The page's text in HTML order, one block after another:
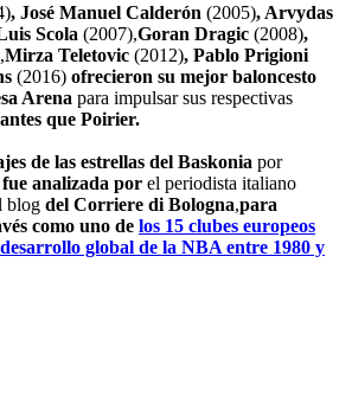
, José Manuel Calderón (2005), Arvydas
Scola (2007),Goran Dragic (2008),
Mirza Teletovic (2012), Pablo Prigioni
(2016) ofrecieron su mejor baloncesto
Arena para impulsar sus respectivas
antes que Poirier.
de las estrellas del Baskonia por
fue analizada por el periodista italiano
blog del Corriere di Bologna,para
como uno de los 15 clubes europeos
global de la NBA entre 1980 y